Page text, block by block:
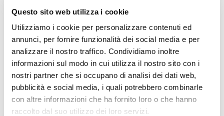
Questo sito web utilizza i cookie
Utilizziamo i cookie per personalizzare contenuti ed
annunci, per fornire funzionalità dei social media e per
analizzare il nostro traffico. Condividiamo inoltre
informazioni sul modo in cui utilizza il nostro sito con i
nostri partner che si occupano di analisi dei dati web,
pubblicità e social media, i quali potrebbero combinarle
con altre informazioni che ha fornito loro o che hanno
raccolto dal suo utilizzo dei loro servizi.
organizzazioni internazionali - Modulo 2 Le
organizzazioni internazionali - CL 2B Info
Se sei studente della scuola utilizza il coupon
"CPVIDEOPILLOLA" in fase di checkout per azzerare
il costo della VideoPillola